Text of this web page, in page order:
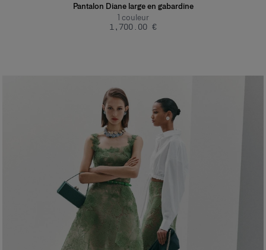
Pantalon Diane large en gabardine
1 couleur
‌1,700.00 €